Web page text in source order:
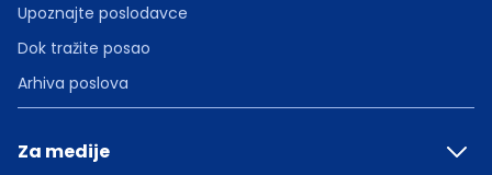
Upoznajte poslodavce
Dok tražite posao
Arhiva poslova
Za medije